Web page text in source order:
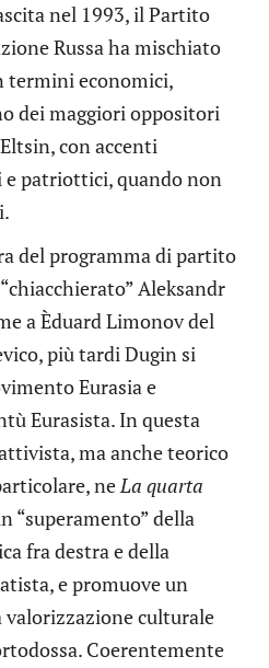
nel 1993, il Partito
Russa ha mischiato
economici,
dei maggiori oppositori
con accenti
patriottici, quando non
del programma di partito
Aleksandr
a Èduard Limonov del
più tardi Dugin si
Eurasia e
Eurasista. In questa
ma anche teorico
neLa quarta
“superamento” della
fra destra e della
e promuove un
culturale
Coerentemente